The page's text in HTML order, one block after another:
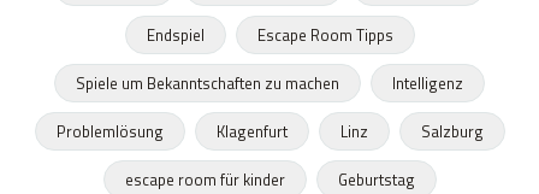
Endspiel
Escape Room Tipps
Spiele um Bekanntschaften zu machen
Intelligenz
Problemlösung
Klagenfurt Linz
Salzburg
escape room für kinder
Geburtstag